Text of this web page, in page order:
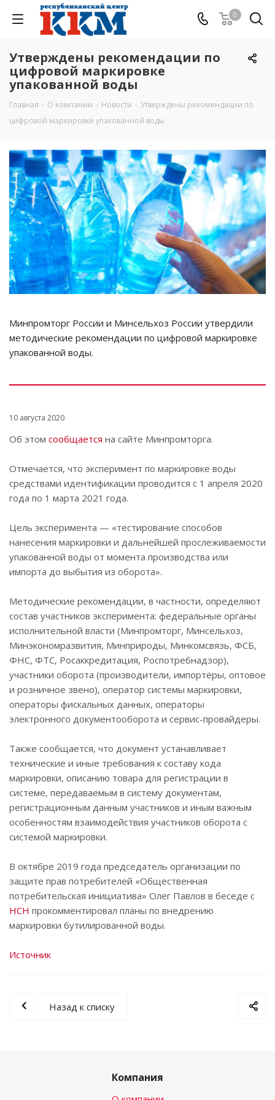
0
Утверждены рекомендации по
цифровой маркировке
упакованной воды
Главная - О компании - Новости - Утверждены рекомендации по
цифровой маркировке упакованной воды
Минпромторг России и Минсельхоз России утвердили
методические рекомендации по цифровой маркировке
упакованной воды.
10 августа 2020
Об этом сообщается на сайте Минпромторга.
Отмечается, что эксперимент по маркировке воды
средствами идентификации проводится с 1 апреля 2020
года по 1 марта 2021 года.
Цель эксперимента — «тестирование способов
нанесения маркировки и дальнейшей прослеживаемости
упакованной воды от момента производства или
импорта до выбытия из оборота».
Методические рекомендации, в частности, определяют
состав участников эксперимента: федеральные органы
исполнительной власти (Минпромторг, Минсельхоз,
Минэкономразвития, Минприроды, Минкомсвязь, ФСБ,
ФНС, ФТС, Росаккредитация, Роспотребнадзор),
участники оборота (производители, импортёры, оптовое
и розничное звено), оператор системы маркировки,
операторы фискальных данных, операторы
электронного документооборота и сервис-провайдеры.
Также сообщается, что документ устанавливает
технические и иные требования к составу кода
маркировки, описанию товара для регистрации в
системе, передаваемым в систему документам,
регистрационным данным участников и иным важным
особенностям взаимодействия участников оборота с
системой маркировки.
В октябре 2019 года председатель организации по
защите прав потребителей «Общественная
потребительская инициатива» Олег Павлов в беседе с
НСН прокомментировал планы по внедрению
маркировки бутилированной воды.
Источник
Назад к списку
Компания